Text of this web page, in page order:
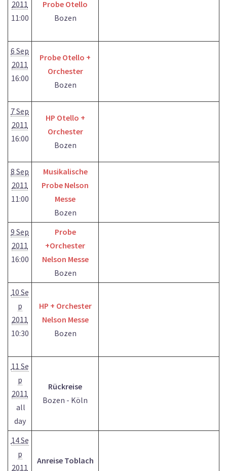
2011
11:00
Probe Otello
Bozen
6 Sep
2011
16:00
Probe Otello +
Orchester
Bozen
7 Sep
2011
16:00
HP Otello +
Orchester
Bozen
8 Sep
2011
11:00
Musikalische
Probe Nelson
Messe
Bozen
9 Sep
2011
16:00
Probe
+Orchester
Nelson Messe
Bozen
10 Se
p
2011
10:30
HP + Orchester
Nelson Messe
Bozen
11 Se
p
2011
all
day
Rückreise
Bozen - Köln
14 Se
p
2011
Anreise Toblach